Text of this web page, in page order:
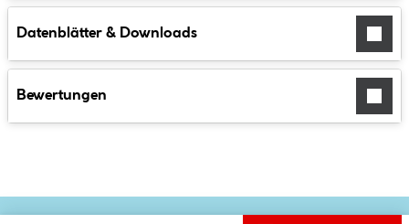
Datenblätter & Downloads
Bewertungen